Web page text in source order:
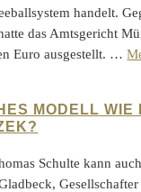
handelt.
das Amtsgericht
Euro ausgestellt. …
MODELL
Schulte kann